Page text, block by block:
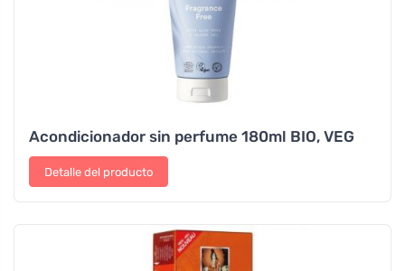
Acondicionador sin perfume 180ml BIO, VEG
Detalle del producto